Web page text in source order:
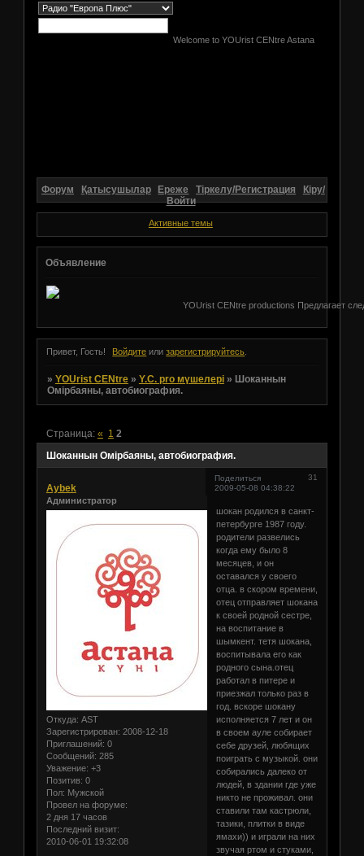
Welcome to YOUrist CENtre Astana
Форум Қатысушылар Ереже Тіркелу/Регистрация
Кіру/
Войти
Активные темы
Объявление
YOUrist CENtre productions Предлагает
Привет, Гость! Войдите илизарегистрируйтесь
» YOUrist CENtre » Y.C. pro мүшелері » Шоканнын
Омiрбаяны, автобиография.
Шоканнын Омiрбаяны, автобиография.
Страница: « 1 2
Поделиться
31
2009-05-08 04:38:22
Aybek
Администратор
Откуда: AST
Зарегистрирован: 2008-12-18
Приглашений: 0
Сообщений: 285
Уважение: +3
Позитив: 0
Пол: Мужской
Провел на форуме:
2 дня 17 часов
Последний визит:
2010-06-01 19:32:08
шокан родился в санкт-
петербурге 1987 году.
родители развелись
когда ему было 8
месяцев, и он
оставался у своего
отца. в скором времени,
отец отправляет шокана
к своей родной сестре,
на воспитание в
шымкент. тетя шокана,
воспитывала его как
родного сына.отец
работал в питере и
приезжал только раз в
год. вскоре шокану
исполняется 7 лет и он
в своем ауле собирает
себе друзей, любящих
поиграть с музыкой. они
собирались далеко от
людей, в здании где уже
никто не проживал. они
ставили там кастрюли,
тазики, плитки в виде
ямахи)) и играли на них
звучая ртом и стуками,